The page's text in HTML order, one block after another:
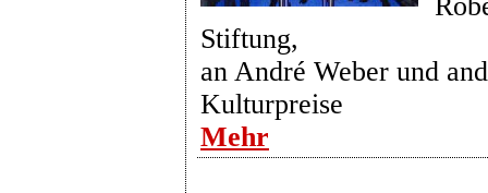
Stiftung,
an André Weber und
Kulturpreise
Mehr